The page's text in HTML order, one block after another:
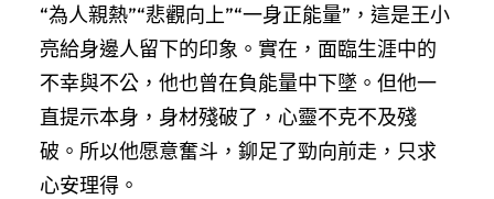
“為人親熱”“悲觀向上”“一身正能量”，這是王小
亮給身邊人留下的印象。實在，面臨生涯中的
不幸與不公，他也曾在負能量中下墜。但他一
直提示本身，身材殘破了，心靈不克不及殘
破。所以他愿意奮斗，鉚足了勁向前走，只求
心安理得。